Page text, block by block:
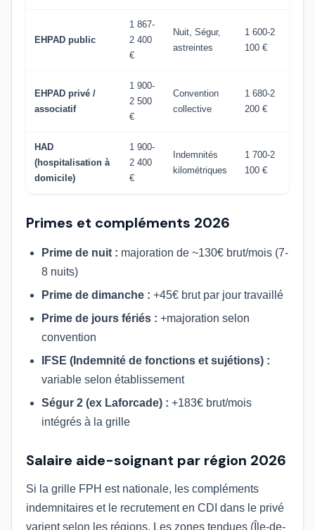
EHPAD public
1 867-
2 400
€
Nuit, Ségur,
astreintes
1 600-2
100 €
EHPAD privé /
associatif
1 900-
2 500
€
Convention
collective
1 680-2
200 €
HAD
(hospitalisation à
domicile)
1 900-
2 400
€
Indemnités
kilométriques
1 700-2
100 €
Primes et compléments 2026
Prime de nuit : majoration de ~130€ brut/mois (7-
8 nuits)
Prime de dimanche : +45€ brut par jour travaillé
Prime de jours fériés : +majoration selon
convention
IFSE (Indemnité de fonctions et sujétions) :
variable selon établissement
Ségur 2 (ex Laforcade) : +183€ brut/mois
intégrés à la grille
Salaire aide-soignant par région 2026
Si la grille FPH est nationale, les compléments
indemnitaires et le recrutement en CDI dans le privé
varient selon les régions. Les zones tendues (Île-de-